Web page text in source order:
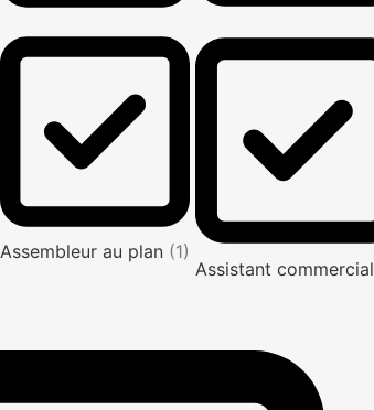
Assembleur au plan (1)
Assistant commercial